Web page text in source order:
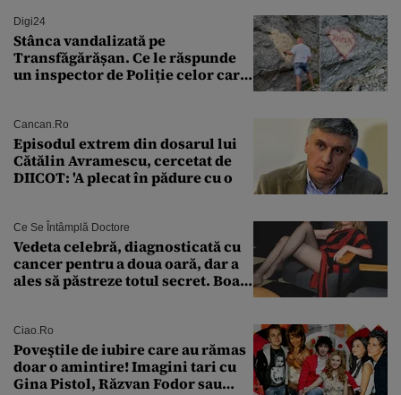
Digi24
Stânca vandalizată pe
Transfăgărășan. Ce le răspunde
un inspector de Poliție celor care
Cancan.ro
Episodul extrem din dosarul lui
Cătălin Avramescu, cercetat de
DIICOT: 'A plecat în pădure cu o
Ce Se Întâmplă Doctore
Vedeta celebră, diagnosticată cu
cancer pentru a doua oară, dar a
ales să păstreze totul secret. Boala
Ciao.ro
Poveştile de iubire care au rămas
doar o amintire! Imagini tari cu
Gina Pistol, Răzvan Fodor sau